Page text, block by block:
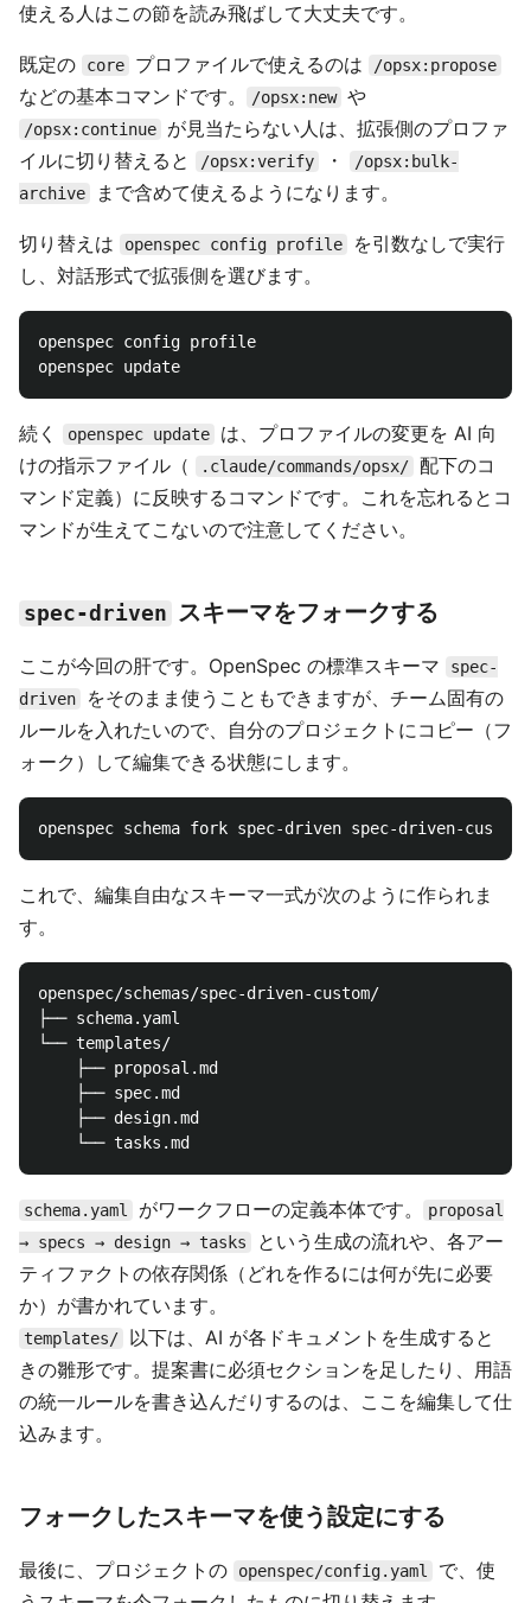
使える人はこの節を読み飛ばして大丈夫です。
既定の core プロファイルで使えるのは /opsx:propose
などの基本コマンドです。 /opsx:new や
/opsx:continue
が見当たらない人は、拡張側のプロファ
イルに切り替えると
/opsx:verify ・
/opsx:bulk-
archive
まで含めて使えるようになります。
切り替えは openspec config profile
を引数なしで実行
し、対話形式で拡張側を選びます。
openspec config profile
続く openspec update
は、プロファイルの変更を AI 向
けの指示ファイル（
.claude/commands/opsx/ 配下のコ
マンド定義）に反映するコマンドです。これを忘れるとコ
マンドが生えてこないので注意してください。
spec-driven スキーマをフォークする
ここが今回の肝です。OpenSpec の標準スキーマ
spec-
driven
をそのまま使うこともできますが、チーム固有の
ルールを入れたいので、自分のプロジェクトにコピー（フ
ォーク）して編集できる状態にします。
これで、編集自由なスキーマ一式が次のように作られま
す。
openspec/schemas/spec-driven-custom/
├── schema.yaml
└── templates/
    ├── proposal.md
    ├── spec.md
    ├── design.md
schema.yaml がワークフローの定義本体です。
proposal
→ specs → design → tasks
という生成の流れや、各アー
ティファクトの依存関係（どれを作るには何が先に必要
か）が書かれています。
templates/
以下は、AI が各ドキュメントを生成すると
きの雛形です。提案書に必須セクションを足したり、用語
の統一ルールを書き込んだりするのは、ここを編集して仕
込みます。
フォークしたスキーマを使う設定にする
最後に、プロジェクトの openspec/config.yaml
で、使